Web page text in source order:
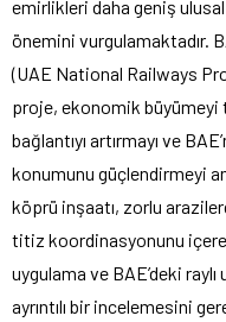
emirlikleri daha geniş
önemini vurgulamaktadır.
(UAE National Railways
proje, ekonomik büyümeyi
bağlantıyı artırmayı ve
konumunu güçlendirmeyi
köprü inşaatı, zorlu
titiz koordinasyonunu
uygulama ve BAE’deki
ayrıntılı bir incelemesini